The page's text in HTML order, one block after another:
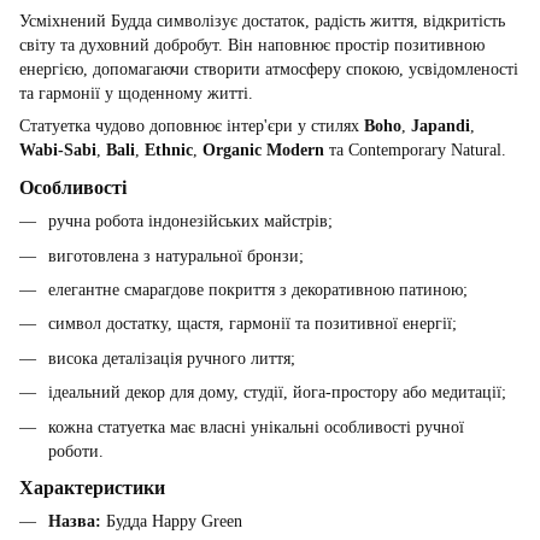
Усміхнений Будда символізує достаток, радість життя, відкритість
світу та духовний добробут. Він наповнює простір позитивною
енергією, допомагаючи створити атмосферу спокою, усвідомленості
та гармонії у щоденному житті.
Статуетка чудово доповнює інтер'єри у стилях Boho, Japandi,
Wabi-Sabi, Bali, Ethnic, Organic Modern та Contemporary Natural.
Особливості
ручна робота індонезійських майстрів;
виготовлена з натуральної бронзи;
елегантне смарагдове покриття з декоративною патиною;
символ достатку, щастя, гармонії та позитивної енергії;
висока деталізація ручного лиття;
ідеальний декор для дому, студії, йога-простору або медитації;
кожна статуетка має власні унікальні особливості ручної
роботи.
Характеристики
Назва: Будда Happy Green